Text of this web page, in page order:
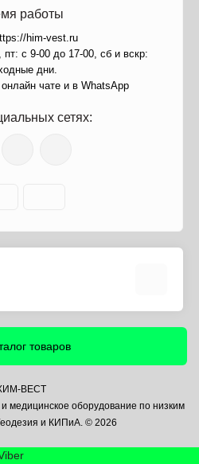
работы
him-vest.ru
пт: с 9-00 до 17-00, сб и вскр:
дни.
чате и в WhatsApp
сетях:
товаров
ВЕСТ
оборудование по низким
и КИПиА. © 2026